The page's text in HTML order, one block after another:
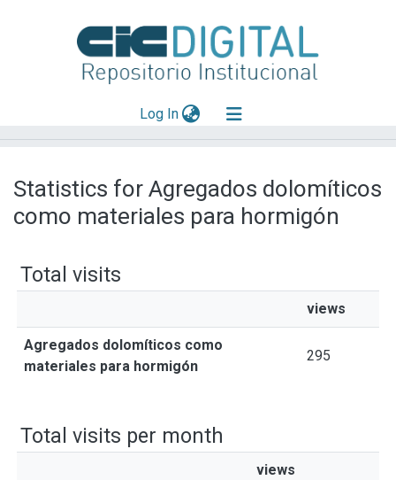
Log In(current)
Mas información
Aportar material
Statistics for Agregados dolomíticos
como materiales para hormigón
Total visits
views
Agregados dolomíticos como
materiales para hormigón
295
Total visits per month
views